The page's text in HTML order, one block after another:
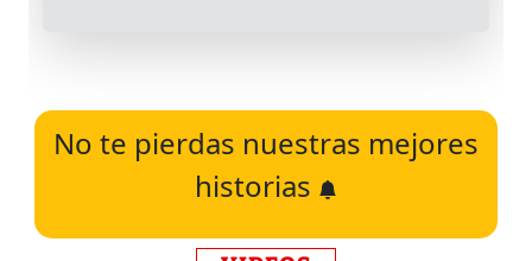
No te pierdas nuestras mejores
historias